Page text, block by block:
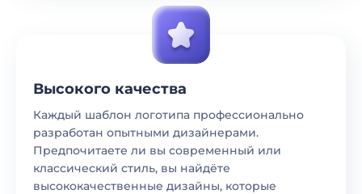
Высокого качества
Каждый шаблон логотипа профессионально
разработан опытными дизайнерами.
Предпочитаете ли вы современный или
классический стиль, вы найдёте
высококачественные дизайны, которые